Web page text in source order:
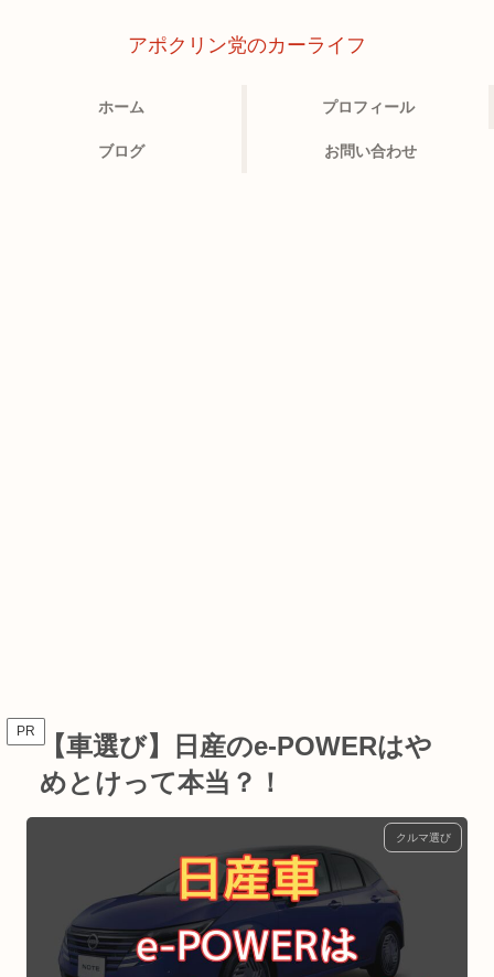
アポクリン党のカーライフ
ホーム プロフィール
ブログ お問い合わせ
PR 【車選び】日産のe-POWERはや
めとけって本当？！
クルマ選び